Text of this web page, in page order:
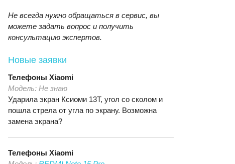
Не всегда нужно обращаться в сервис, вы
можете задать вопрос и получить
консультацию экспертов.
Новые заявки
Телефоны Xiaomi
Модель: Не знаю
Ударила экран Ксиоми 13T, угол со сколом и
пошла стрела от угла по экрану. Возможна
замена экрана?
Телефоны Xiaomi